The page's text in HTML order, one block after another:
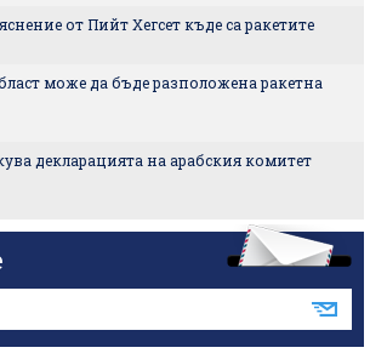
от Пийт Хегсет къде са ракетите
може да бъде разположена ракетна
декларацията на арабския комитет